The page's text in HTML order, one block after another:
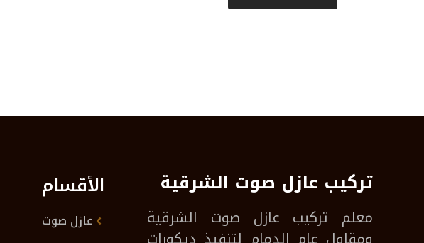
تركيب عازل صوت الشرقية
معلم تركيب عازل صوت الشرقية
الأقسام
عازل صوت